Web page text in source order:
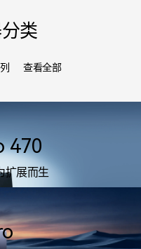
类
查看全部
470
扩展而生